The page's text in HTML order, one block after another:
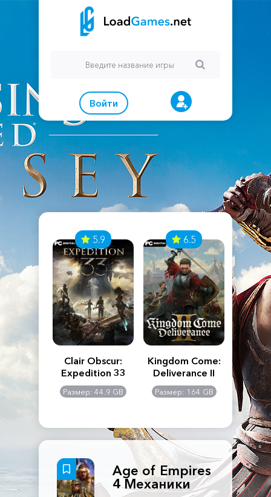
Войти
Creed
5.9
Clair Obscur:
Expedition 33
Размер: 44.9 GB
6.5
Kingdom Come:
Deliverance II
Размер: 164 GB
The
Age of Empires
4 Механики